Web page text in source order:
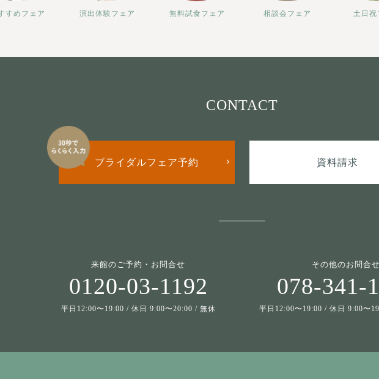
すめフェア 演出体験フェア 無料試食フェア 相談会フェア 土日祝
CONTACT
ブライダルフェア予約 資料請求
来館のご予約・お問合せ
0120-03-1192
平日12:00〜19:00 / 休日 9:00〜20:00 / 無休
その他のお問合せ
078-341-
平日12:00〜19:00 / 休日 9:00〜